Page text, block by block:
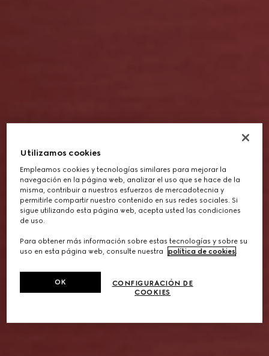
Utilizamos cookies
Empleamos cookies y tecnologías similares para mejorar la
navegación en la página web, analizar el uso que se hace de la
misma, contribuir a nuestros esfuerzos de mercadotecnia y
permitirle compartir nuestro contenido en sus redes sociales. Si
sigue utilizando esta página web, acepta usted las condiciones
de uso.
Para obtener más información sobre estas tecnologías y sobre su
uso en esta página web, consulte nuestra
política de cookies.
CONFIGURACIÓN DE
COOKIES
OK